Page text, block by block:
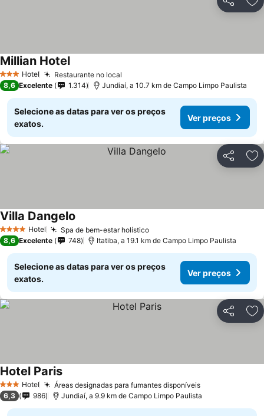
Partilhar
3 EstrelasHotel Restaurante no local
Millian Hotel
8,6 Excelente 1.314 Jundiaí, a 10.7 km de Campo Limpo Paulista
Selecione as datas para ver os preços
exatos.
Ver preços
Partilhar
4 EstrelasHotel Spa de bem-estar holístico
Villa Dangelo
8,6 Excelente 748 Itatiba, a 19.1 km de Campo Limpo Paulista
Selecione as datas para ver os preços
exatos.
Ver preços
Partilhar
3 EstrelasHotel Áreas designadas para fumantes disponíveis
Hotel Paris
6,3 986 Jundiaí, a 9.9 km de Campo Limpo Paulista